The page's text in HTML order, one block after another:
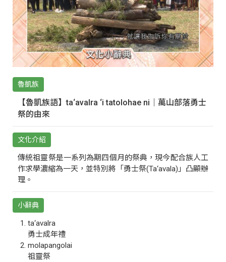
魯凱族
【魯凱族語】ta‘avalra ‘i tatolohae ni｜萬山部落勇士
祭的由來
文化介紹
傳統祖靈祭是一系列為期四個月的祭典，現今配合族人工
作求學濃縮為一天，並特別將「勇士祭(Ta‘avala)」凸顯辦
理。
小辭典
ta‘avalra
勇士成年禮
molapangolai
祖靈祭